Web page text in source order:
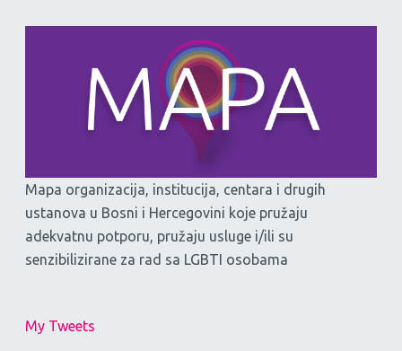
Mapa organizacija, institucija, centara i drugih
ustanova u Bosni i Hercegovini koje pružaju
adekvatnu potporu, pružaju usluge i/ili su
senzibilizirane za rad sa LGBTI osobama
My Tweets